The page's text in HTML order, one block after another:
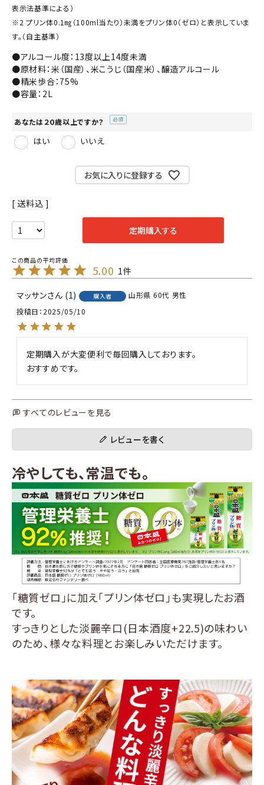
表示法基準による）
※2 プリン体0.1㎎（100ml当たり）未満をプリン体0（ゼロ）と表示していま
す。（自主基準）
●アルコール度：13度以上14度未満
●原材料：米（国産）、米こうじ（国産米）、醸造アルコール
●精米歩合：75%
●容量：2L
あなたは２０歳以上ですか？
はい いいえ
お気に入りに登録する
送料込
定期購入する
5.00 1
マッサン 1 購入者 山形県 60代 男性
投稿日 2025/05/10
定期購入が大変便利で毎回購入しております。
すべてのレビューを見る
レビューを書く
冷やしても、常温でも。
「糖質ゼロ」に加え「プリン体ゼロ」も実現したお酒
です。
すっきりとした淡麗辛口(日本酒度+22.5)の味わい
のため、様々な料理とお楽しみいただけます。